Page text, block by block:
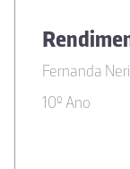
Fernanda Neri
10º Ano